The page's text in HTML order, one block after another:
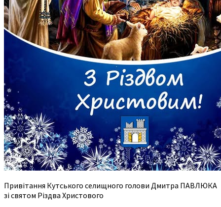
Привітання Кутського селищного голови Дмитра ПАВЛЮКА
зі святом Різдва Христового